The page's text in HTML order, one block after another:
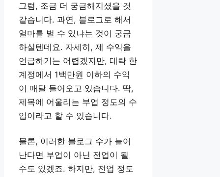
그럼, 조금 더 궁금해지셨을 것
같습니다. 과연, 블로그로 해서
얼마를 벌 수 있냐는 것이 궁금
하실텐데요. 자세히, 제 수익을
언급하기는 어렵겠지만, 대략 한
계정에서 1백만원 이하의 수익
이 매달 들어오고 있습니다. 딱,
제목에 어울리는 부업 정도의 수
입이라고 할 수 있습니다.
물론, 이러한 블로그 수가 늘어
난다면 부업이 아닌 전업이 될
수도 있겠죠. 하지만, 전업 정도